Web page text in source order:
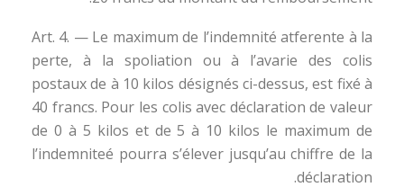
Art. 4. — Le maximum de l’indemnité atferente à la
perte, à la spoliation ou à l’avarie des colis
postaux de à 10 kilos désignés ci-dessus, est fixé à
40 francs. Pour les colis avec déclaration de valeur
de 0 à 5 kilos et de 5 à 10 kilos le maximum de
l’indemniteé pourra s’élever jusqu’au chiffre de la
déclaration.